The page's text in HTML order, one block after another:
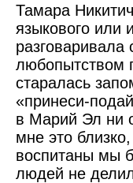
Тамара
языкового или
любопытством
старалась
«принеси-
в Марий Эл ни
мне это
воспитаны мы
людей не